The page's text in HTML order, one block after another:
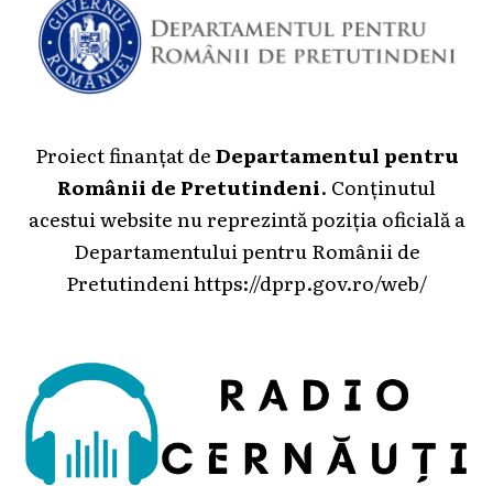
Proiect finanțat deDepartamentul pentru
Românii de Pretutindeni. Conținutul
acestui website nu reprezintă poziția oficială a
Departamentului pentru Românii de
Pretutindeni https://dprp.gov.ro/web/